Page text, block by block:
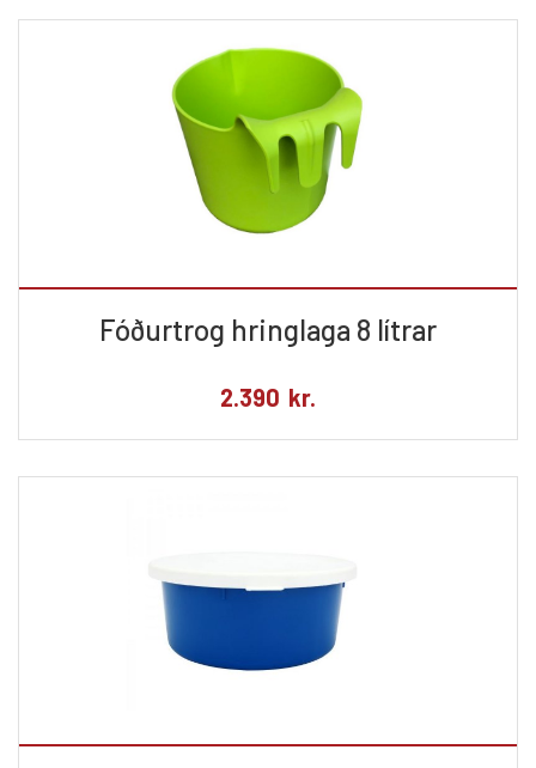
Fóðurtrog hringlaga 8 lítrar
2.390 kr.